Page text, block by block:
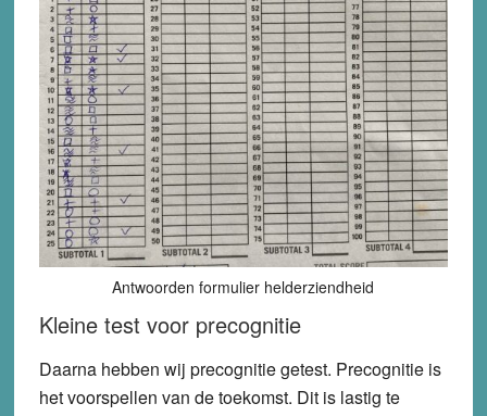
Antwoorden formulier helderziendheid
Kleine test voor precognitie
Daarna hebben wij precognitie getest. Precognitie is
het voorspellen van de toekomst. Dit is lastig te